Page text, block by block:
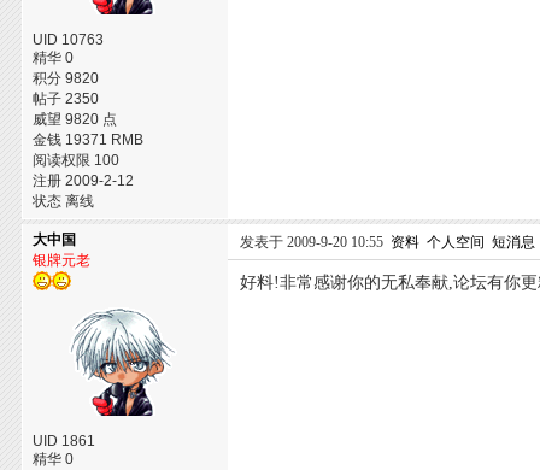
UID 10763
精华 0
积分 9820
帖子 2350
威望 9820 点
金钱 19371 RMB
阅读权限 100
注册 2009-2-12
状态 离线
大中国
银牌元老
UID 1861
精华 0
发表于 2009-9-20 10:55 资料 个人空间 短消息
好料!非常感谢你的无私奉献,论坛有你